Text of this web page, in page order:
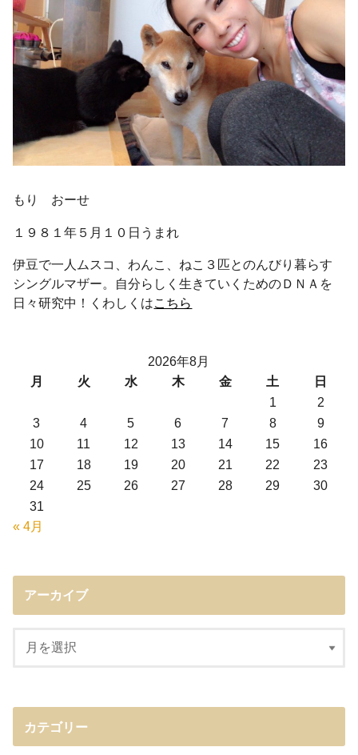
もり おーせ
１９８１年５月１０日うまれ
伊豆で一人ムスコ、わんこ、ねこ３匹とのんびり暮らす
シングルマザー。自分らしく生きていくためのＤＮＡを
日々研究中！くわしくはこちら
2026年8月
月
火 水 木 金 土
日
1
2
3
4 5 6 7 8
9
10
11 12 13 14 15
16
17
18 19 20 21 22
23
24
25 26 27 28 29
30
31
« 4月
アーカイブ
カテゴリー